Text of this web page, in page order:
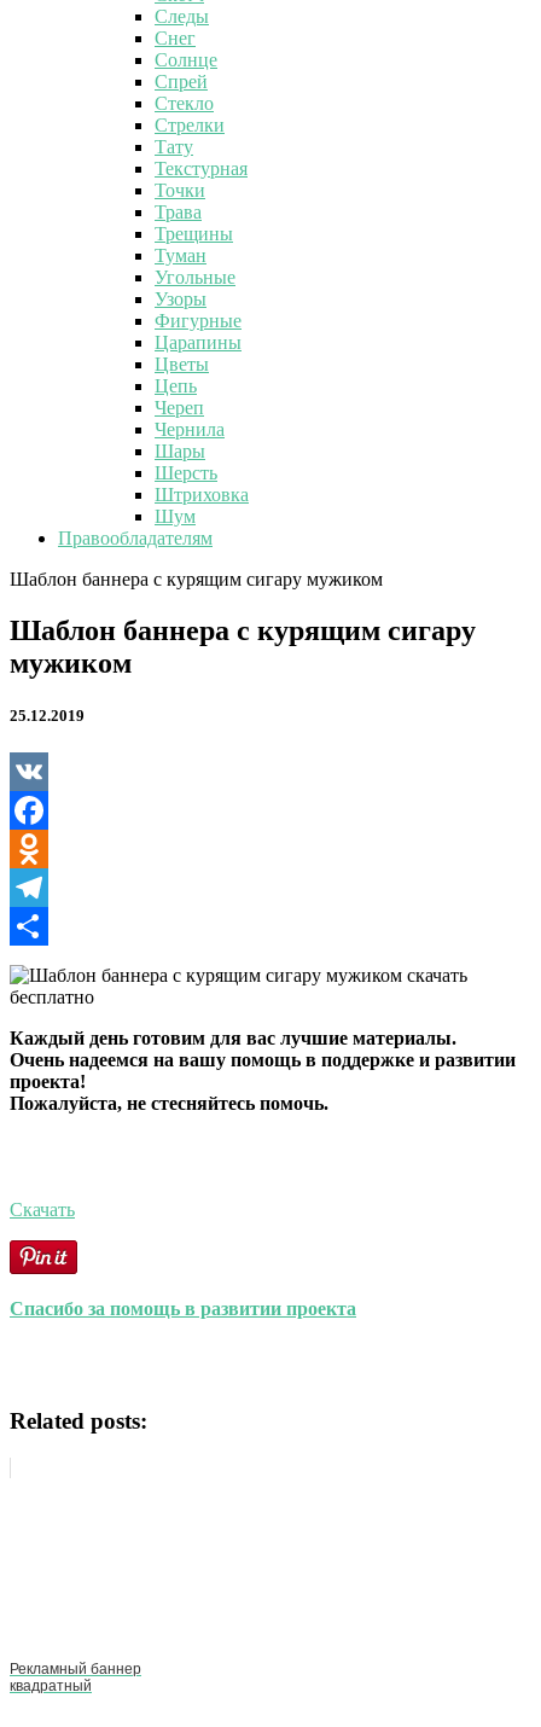
Следы
Снег
Солнце
Спрей
Стекло
Стрелки
Тату
Текстурная
Точки
Трава
Трещины
Туман
Угольные
Узоры
Фигурные
Царапины
Цветы
Цепь
Череп
Чернила
Шары
Шерсть
Штриховка
Шум
Правообладателям
Шаблон баннера с курящим сигару мужиком
Шаблон баннера с курящим сигару
мужиком
25.12.2019
VK
Facebook
Odnoklassniki
Telegram
Отправить
Каждый день готовим для вас лучшие материалы.
Очень надеемся на вашу помощь в поддержке и развитии
проекта!
Пожалуйста, не стесняйтесь помочь.
Скачать
Спасибо за помощь в развитии проекта
Related posts:
Рекламный баннер
квадратный